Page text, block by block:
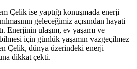
Çelik ise yaptığı konuşmada enerji
geleceğimiz açısından hayati
Enerjinin ulaşım, ev yaşamı ve
için günlük yaşamın vazgeçilmez
Çelik, dünya üzerindeki enerji
dikkat çekti.